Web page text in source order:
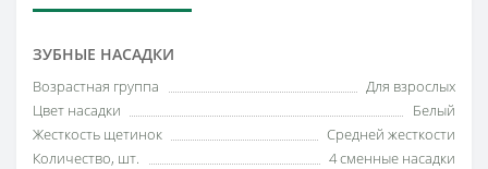
ЗУБНЫЕ НАСАДКИ
Возрастная группа
Для взрослых
Цвет насадки
Белый
Жесткость щетинок
Средней жесткости
Количество, шт.
4 сменные насадки